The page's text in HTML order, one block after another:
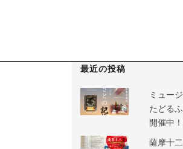
最近の投稿
ミュー
たどる
開催中！
薩摩十